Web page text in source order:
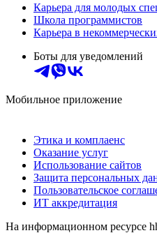
Карьера для молодых
Школа программистов
Карьера в
Боты для уведомлений
Мобильное приложение
Этика и комплаенс
Оказание услуг
Использование сайтов
Защита персональных
Пользовательское
ИТ аккредитация
На информационном ресурсе